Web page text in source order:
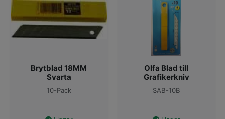
Brytblad 18MM
Svarta
10-Pack
Olfa Blad till
Grafikerkniv
SAB-10B